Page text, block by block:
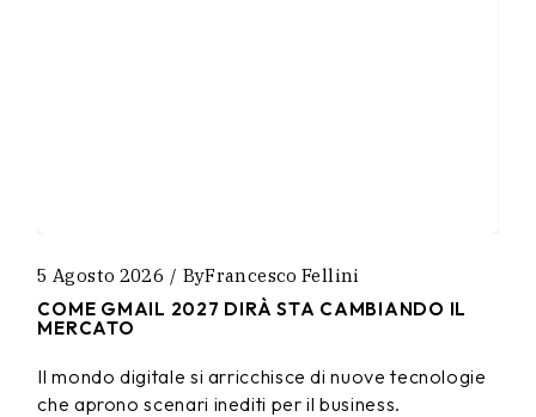
5 Agosto 2026 ByFrancesco Fellini
COME GMAIL 2027 DIRÀ STA CAMBIANDO IL
MERCATO
Il mondo digitale si arricchisce di nuove tecnologie
che aprono scenari inediti per il business.